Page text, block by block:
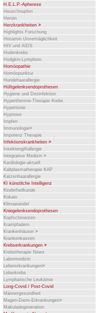
H.E.L.P.-Apherese
Heuschnupfen
Heroin
Herzkrankheiten >
Highlights Forschung
Histamin Unverträglichkeit
HIV und AIDS
Hodenkrebs
Hodgkin-Lymphom
Homöopathie
Homöopunktur
Hundehaarallergie
Hüftgelenksendoprothesen
Hygiene und Desinfektion
Hyperthermie-Therapie Krebs
Hypertonie
Hypnose
Impfen
Immunologie>
Impotenz Therapie
Infektionskrankheiten >
Insektengiftallergie
Integrative Medizin >
Kardiologie-aktuell
Kaltplasmatherapie KAP
Katzenhaarallergie
KI künstliche Intelligenz
Kinderheilkunde
Kokain
Klimawandel
Kniegelenksendoprothesen
Kopfschmerzen
Krampfadern
Krankenhäuser >
Krankenkassen
Krebserkrankungen >
Krebstherapie News
Labormedizin
Lebererkrankungen>
Leberkrebs
Lymphatische Leukämie
Long-Covid / Post-Covid
Männergesundheit
Magen-Darm-Erkrankungen>
Makuladegeneration